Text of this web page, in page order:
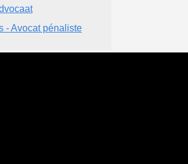
- Avocat pénaliste